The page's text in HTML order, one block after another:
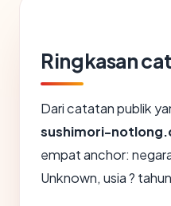
Ringkasan
Dari catatan publik
sushimori-
empat anchor:
Unknown, usia ?